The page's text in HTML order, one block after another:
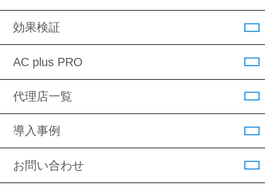
効果検証
AC plus PRO
代理店一覧
導入事例
お問い合わせ